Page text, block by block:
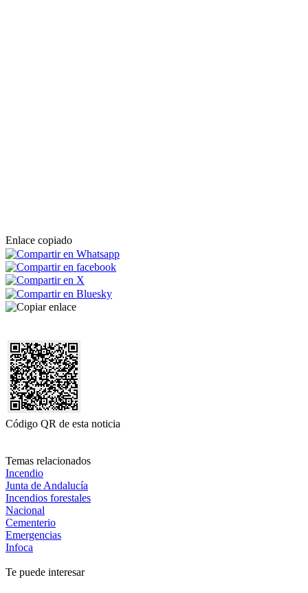
Enlace copiado
Código QR de esta noticia
Temas relacionados
Incendio
Junta de Andalucía
Incendios forestales
Nacional
Cementerio
Emergencias
Infoca
Te puede interesar